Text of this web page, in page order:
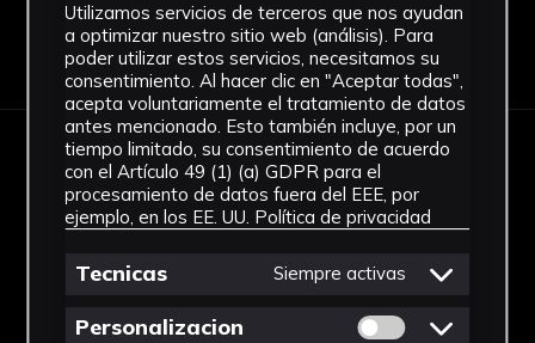
Descargar Ficha
IMÁGENES
Utilizamos servicios de terceros que nos ayudan
a optimizar nuestro sitio web (análisis). Para
poder utilizar estos servicios, necesitamos su
consentimiento. Al hacer clic en "Aceptar todas",
acepta voluntariamente el tratamiento de datos
antes mencionado. Esto también incluye, por un
tiempo limitado, su consentimiento de acuerdo
con el Artículo 49 (1) (a) GDPR para el
procesamiento de datos fuera del EEE, por
ejemplo, en los EE. UU. Política de privacidad
Tecnicas Siempre activas
Personalizacion Permitir cookies